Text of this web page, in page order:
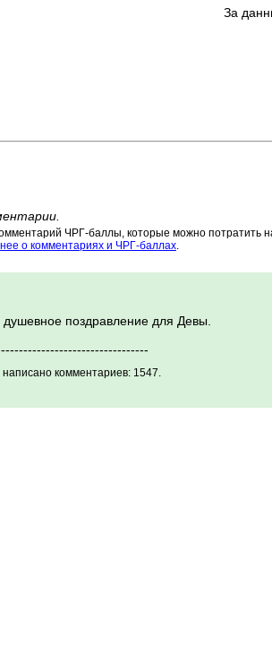
За
ЧРГ-баллы, которые можно потратить
о комментариях и ЧРГ-баллах.
поздравление для Девы.
комментариев: 1547.